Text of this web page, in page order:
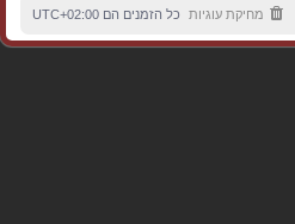
כל הזמנים הם UTC+02:00 מחיקת עוגיות